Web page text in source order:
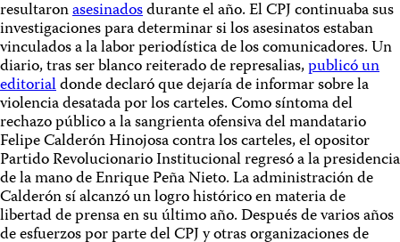
resultaronasesinadosdurante el año. El CPJ continuaba sus
investigaciones para determinar si los asesinatos estaban
vinculados a la labor periodística de los comunicadores. Un
diario, tras ser blanco reiterado de represalias,publicó un
editorialdonde declaró que dejaría de informar sobre la
violencia desatada por los carteles. Como síntoma del
rechazo público a la sangrienta ofensiva del mandatario
Felipe Calderón Hinojosa contra los carteles, el opositor
Partido Revolucionario Institucional regresó a la presidencia
de la mano de Enrique Peña Nieto. La administración de
Calderón sí alcanzó un logro histórico en materia de
libertad de prensa en su último año. Después de varios años
de esfuerzos por parte del CPJ y otras organizaciones de